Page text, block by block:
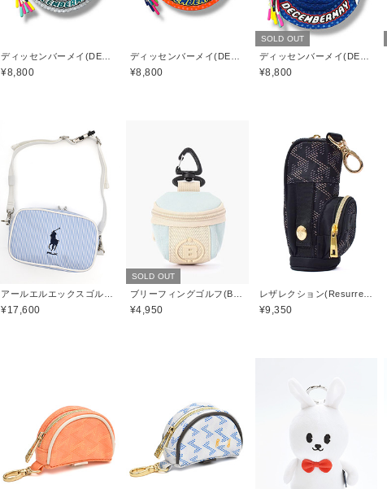
¥8,800 ¥8,800
SOLD OUT
¥8,800
¥17,600
SOLD OUT
¥4,950 ¥9,350